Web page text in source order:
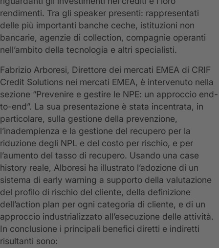
rendimenti. Tra gli speaker presenti: rappresentati
delle più importanti banche ceche, istituzioni non
bancarie, agenzie di collection, compagnie operanti
nell’ambito della tecnologia e altri specialisti.
Fabrizio Arboresi, Direttore dei mercati EMEA di CRIF
Credit Solutions nei mercati EMEA, è intervenuto nella
sezione “Prevenire e gestire le NPE: un approccio end-
to-end”. La sua presentazione è stata incentrata, in
particolare, sulla gestione della prevenzione,
l’inadempienza e la gestione del recupero per la
riduzione degli NPL e del costo per rischio, e per
l’aumento del tasso di recupero. Usando una case
history reale, Alboresi ha illustrato l’adozione di un
sistema di early warning a supporto della valutazione
del profilo di rischio del cliente, della definizione
dell’action plan per ogni categoria di cliente, e di un
approccio industrializzato all’esecuzione delle attività.
In conclusione i principali benefici diretti e indiretti
risultanti sono: